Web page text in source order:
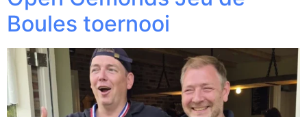
Boules toernooi